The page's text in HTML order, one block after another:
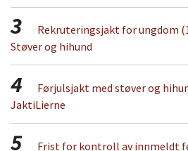
3
Rekruteringsjakt for ungdom
Støver og hihund
4
Førjulsjakt med støver og
JaktiLierne
5 Frist for kontroll av innmeldt